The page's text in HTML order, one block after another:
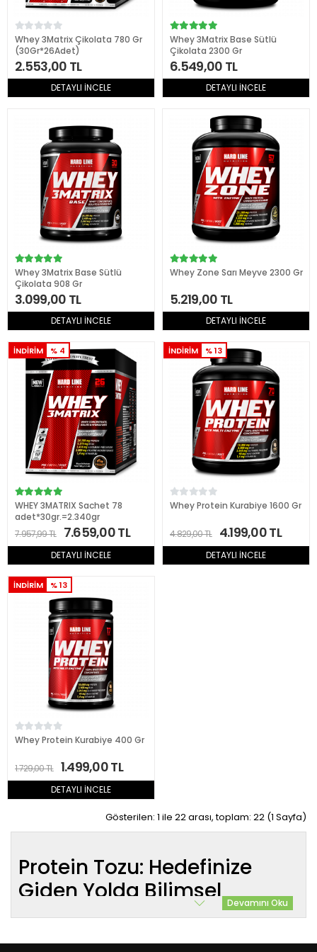
Whey 3Matrix Çikolata 780 Gr
(30Gr*26Adet)
2.553,00 TL
DETAYLI İNCELE
Whey 3Matrix Base Sütlü
Çikolata 2300 Gr
6.549,00 TL
DETAYLI İNCELE
Whey 3Matrix Base Sütlü
Çikolata 908 Gr
3.099,00 TL
DETAYLI İNCELE
Whey Zone Sarı Meyve 2300 Gr
5.219,00 TL
DETAYLI İNCELE
İNDİRİM % 4
WHEY 3MATRIX Sachet 78
adet*30gr.=2.340gr
7.957,99 TL
7.659,00 TL
DETAYLI İNCELE
İNDİRİM % 13
Whey Protein Kurabiye 1600 Gr
4.829,00 TL 4.199,00 TL
DETAYLI İNCELE
İNDİRİM % 13
Whey Protein Kurabiye 400 Gr
1.729,00 TL 1.499,00 TL
DETAYLI İNCELE
Gösterilen: 1 ile 22 arası, toplam: 22 (1 Sayfa)
Protein Tozu: Hedefinize
Giden Yolda Bilimsel
Rehberiniz
O son tekrarı çıkarmaya çalışırken hissettiğin o yanmayı
Devamını Oku